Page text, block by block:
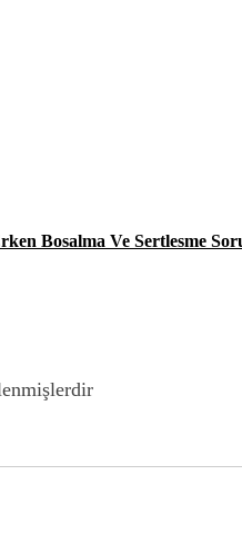
Bosalma Ve Sertlesme